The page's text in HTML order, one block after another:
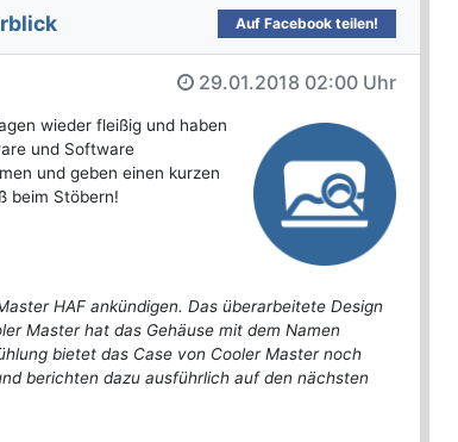
Auf Facebook teilen!
29.01.2018 02:00 Uhr
wieder fleißig und haben
und Software
und geben einen kurzen
beim Stöbern!
HAF ankündigen. Das überarbeitete Design
Master hat das Gehäuse mit dem Namen
bietet das Case von Cooler Master noch
berichten dazu ausführlich auf den nächsten